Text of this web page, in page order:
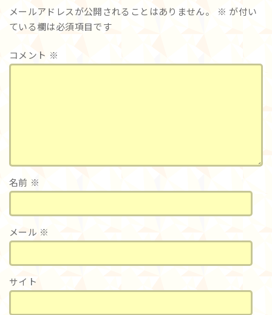
メールアドレスが公開されることはありません。 ※ が付い
ている欄は必須項目です
コメント ※
名前 ※
メール ※
サイト